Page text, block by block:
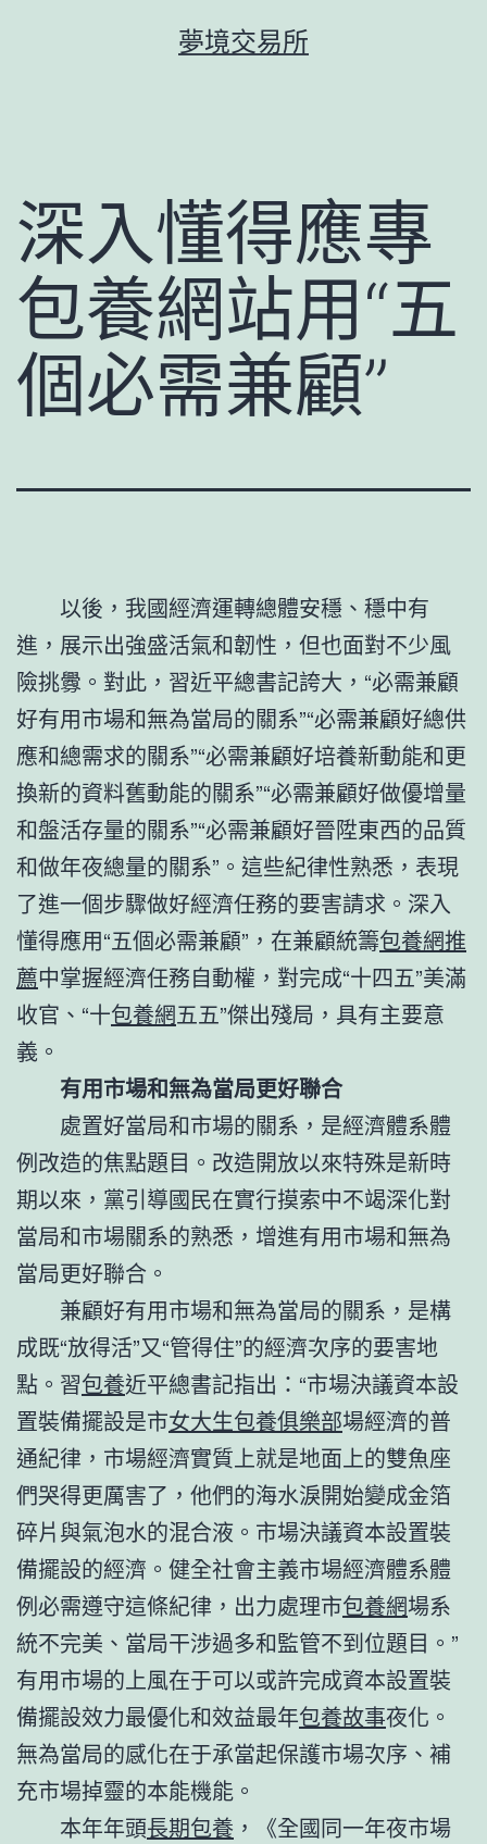
夢境交易所
深入懂得應專
包養網站用“五
個必需兼顧”
以後，我國經濟運轉總體安穩、穩中有
進，展示出強盛活氣和韌性，但也面對不少風
險挑釁。對此，習近平總書記誇大，“必需兼顧
好有用市場和無為當局的關系”“必需兼顧好總供
應和總需求的關系”“必需兼顧好培養新動能和更
換新的資料舊動能的關系”“必需兼顧好做優增量
和盤活存量的關系”“必需兼顧好晉陞東西的品質
和做年夜總量的關系”。這些紀律性熟悉，表現
了進一個步驟做好經濟任務的要害請求。深入
懂得應用“五個必需兼顧”，在兼顧統籌包養網推
薦中掌握經濟任務自動權，對完成“十四五”美滿
收官、“十包養網五五”傑出殘局，具有主要意
義。
有用市場和無為當局更好聯合
處置好當局和市場的關系，是經濟體系體
例改造的焦點題目。改造開放以來特殊是新時
期以來，黨引導國民在實行摸索中不竭深化對
當局和市場關系的熟悉，增進有用市場和無為
當局更好聯合。
兼顧好有用市場和無為當局的關系，是構
成既“放得活”又“管得住”的經濟次序的要害地
點。習包養近平總書記指出：“市場決議資本設
置裝備擺設是市女大生包養俱樂部場經濟的普
通紀律，市場經濟實質上就是地面上的雙魚座
們哭得更厲害了，他們的海水淚開始變成金箔
碎片與氣泡水的混合液。市場決議資本設置裝
備擺設的經濟。健全社會主義市場經濟體系體
例必需遵守這條紀律，出力處理市包養網場系
統不完美、當局干涉過多和監管不到位題目。”
有用市場的上風在于可以或許完成資本設置裝
備擺設效力最優化和效益最年包養故事夜化。
無為當局的感化在于承當起保護市場次序、補
充市場掉靈的本能機能。
本年年頭長期包養 ，《全國同一年夜市場